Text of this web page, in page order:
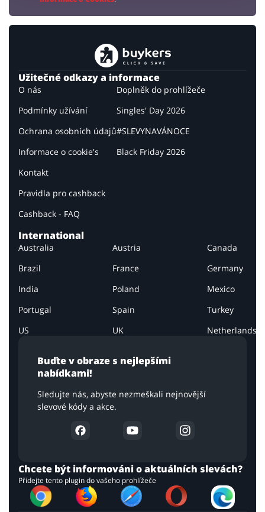
Buďte v obraze s nejlepšími
nabídkami!
Sledujte nás, abyste nezmeškali nejnovější
slevové kódy a akce.
Užitečné odkazy a informace
O nás
Podmínky užívání
Ochrana osobních údajů
Informace o cookie's
Kontakt
Pravidla pro cashback
Cashback - FAQ
Doplněk do prohlížeče
Singles' Day 2026
#SLEVYNAVÁNOCE
Black Friday 2026
International
Australia Austria
Canada
Brazil
France
Germany
India
Poland
Mexico
Portugal
Spain
Turkey
US
UK Netherlands
Chcete být informováni o aktuálních slevách?
Přidejte tento plugin do vašeho prohlížeče